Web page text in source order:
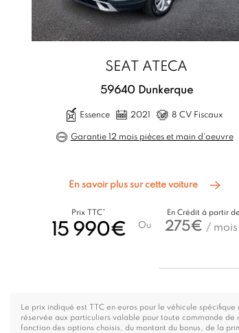
SEAT ATECA
59640 Dunkerque
Essence 2021 8 CV Fiscaux
Garantie 12 mois pièces et main d'oeuvre
En savoir plus sur cette voiture
Prix TTC*
15 990€ Ou
En Crédit à partir de
275€ / mois
Le prix indiqué est TTC en euros pour le véhicule
réservée aux particuliers valable pour toute commande de
fonction des options choisis, du montant du bonus, de la